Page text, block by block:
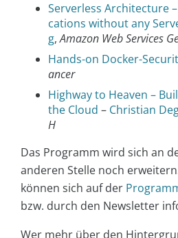
Serverless Architecture
cations without any
g,Amazon Web Services
Hands-on Docker-
ancer
Highway to Heaven –
the Cloud – Christian
H
Das Programm wird sich an
anderen Stelle noch
können sich auf der
bzw. durch den Newsletter
Wer mehr über den